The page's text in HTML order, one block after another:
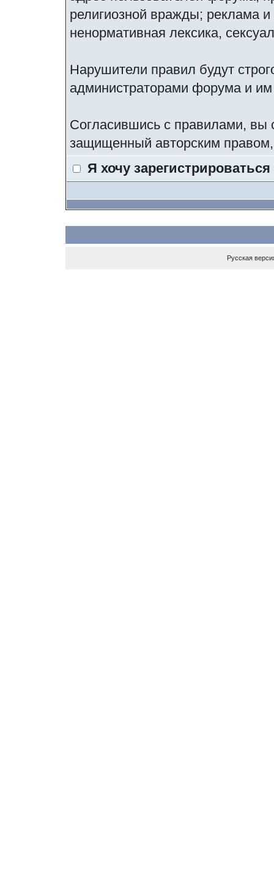
религиозной вражды; реклама
ненормативная лексика,
Нарушители правил будут
администраторами форума и
Согласившись с правилами, вы
защищенный авторским
Я хочу зарегистрироваться
Русская